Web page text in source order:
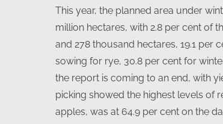
This year, the planned area under
million hectares, with 2.8 per cent of
and 278 thousand hectares, 19.1 per
sowing for rye, 30.8 per cent for
the report is coming to an end, with
picking showed the highest levels of
apples, was at 64.9 per cent on the